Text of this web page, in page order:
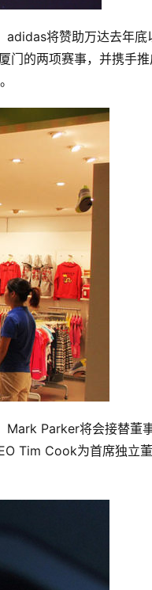
adidas将赞助万达去年底
门的两项赛事，并携手
Mark Parker将会接替董
Tim Cook为首席独立董